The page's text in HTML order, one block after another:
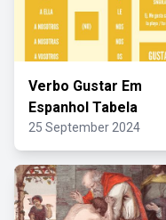
Verbo Gustar Em
Espanhol Tabela
25 September 2024